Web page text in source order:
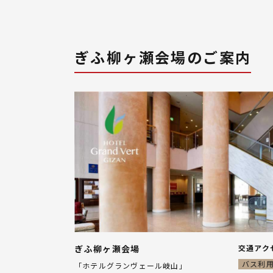
ぎふ柳ヶ瀬会場のご案内
ぎふ柳ヶ瀬会場
「ホテルグランヴェール岐山」
交通アク
バス利